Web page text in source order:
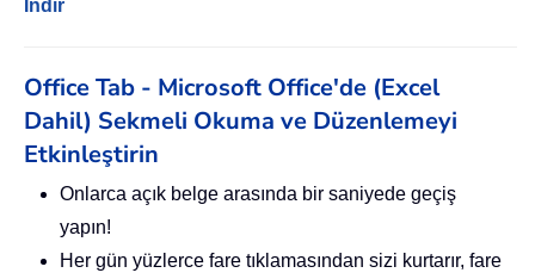
İndir
Office Tab - Microsoft Office'de (Excel
Dahil) Sekmeli Okuma ve Düzenlemeyi
Etkinleştirin
Onlarca açık belge arasında bir saniyede geçiş
yapın!
Her gün yüzlerce fare tıklamasından sizi kurtarır, fare